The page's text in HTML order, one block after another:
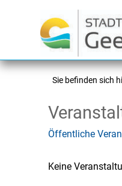
Sie befinden sich
Öffentliche
Keine